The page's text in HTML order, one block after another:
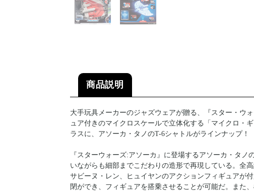
商品説明
大手玩具メーカーのジャズウェアが贈る、『スター・ウ
ュア付きのマイクロスケールで立体化する「マイクロ・
ラスに、アソーカ・タノのT-6シャトルがラインナップ！
『スターウォーズ:アソーカ』に登場するアソーカ・タノ
いながらも細部までこだわりの造形で再現している。全
サビーヌ・レン、ヒュイヤンのアクションフィギュアが
閉ができ、フィギュアを搭乗させることが可能だ。また